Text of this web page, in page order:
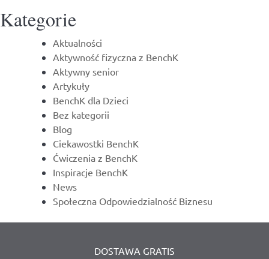
Kategorie
Aktualności
Aktywność fizyczna z BenchK
Aktywny senior
Artykuły
BenchK dla Dzieci
Bez kategorii
Blog
Ciekawostki BenchK
Ćwiczenia z BenchK
Inspiracje BenchK
News
Społeczna Odpowiedzialność Biznesu
DOSTAWA GRATIS